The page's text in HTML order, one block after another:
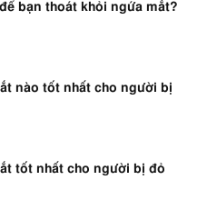
bạn thoát khỏi ngứa mắt?
nào tốt nhất cho người bị
tốt nhất cho người bị đỏ